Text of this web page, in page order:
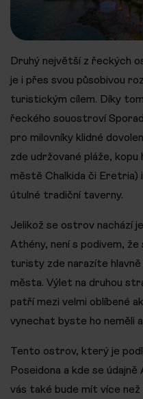
Druhý největší z řeckých
je i přes svou působivou
turistickým cílem. Díky
řeckého souostroví
pro milovníky klidné
zde udržované pláže,
městě Chalkida či Eretria)
útulné tradiční taverny.
Jelikož se ostrov nachází
Athény, není s podivem,
turisty zde narazíte
města. Výlet na druhou
patří mezi velmi oblíbené
vynechat byste ho neměli
Tento ostrov, který je
Poseidona a kde se
vás také bude mít více než